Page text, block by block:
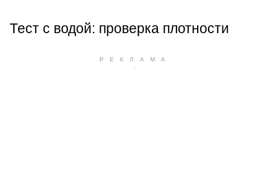
Тест с водой: проверка плотности